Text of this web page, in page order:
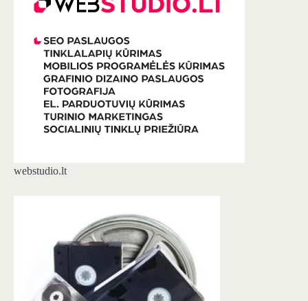
webstudio.lt